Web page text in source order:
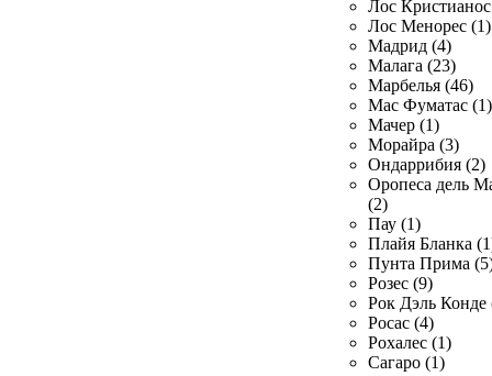
Лос
Лос Менорес (1)
Мадрид (4)
Малага (23)
Марбелья (46)
Мас Фуматас (1)
Мачер (1)
Морайра (3)
Ондаррибия (2)
Оропеса дель
(2)
Пау (1)
Плайя Бланка
Пунта Прима
Розес (9)
Рок Дэль Конде
Росас (4)
Рохалес (1)
Сагаро (1)